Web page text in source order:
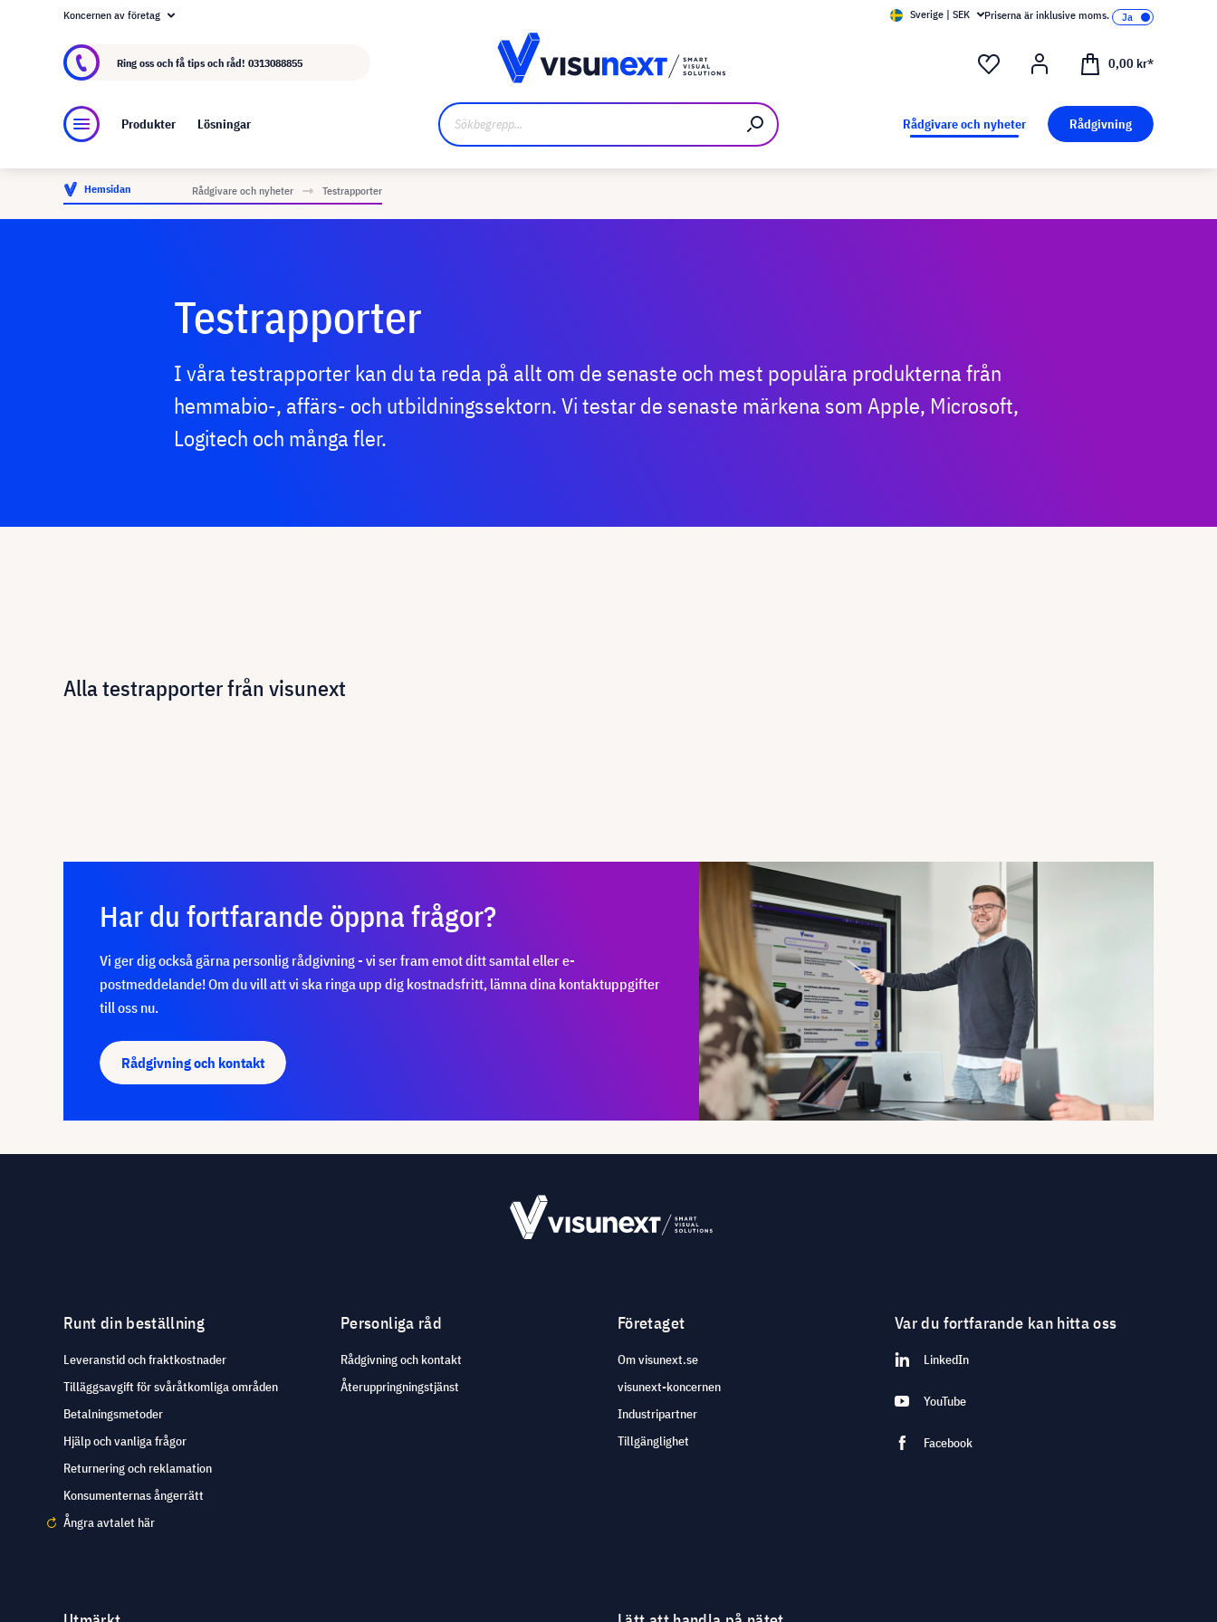
Om visunext.se
Koncernen av företag Sverige | SEK Priserna är inklusive moms.
Ring oss och få tips och råd! 0313088855 0,00 kr*
Produkter Lösningar Rådgivare och nyheter Rådgivning
Hemsidan Rådgivare och nyheter Testrapporter
Testrapporter
I våra testrapporter kan du ta reda på allt om de senaste och mest populära produkterna från
hemmabio-, affärs- och utbildningssektorn. Vi testar de senaste märkena som Apple, Microsoft,
Logitech och många fler.
Alla testrapporter från visunext
Har du fortfarande öppna frågor?
Vi ger dig också gärna personlig rådgivning - vi ser fram emot ditt samtal eller e-
postmeddelande! Om du vill att vi ska ringa upp dig kostnadsfritt, lämna dina kontaktuppgifter
till oss nu.
Rådgivning och kontakt
Runt din beställning
Leveranstid och fraktkostnader
Tilläggsavgift för svåråtkomliga områden
Betalningsmetoder
Hjälp och vanliga frågor
Returnering och reklamation
Konsumenternas ångerrätt
Ångra avtalet här
Personliga råd
Rådgivning och kontakt
Återuppringningstjänst
Företaget
Om visunext.se
visunext-koncernen
Industripartner
Tillgänglighet
Var du fortfarande kan hitta oss
LinkedIn
YouTube
Facebook